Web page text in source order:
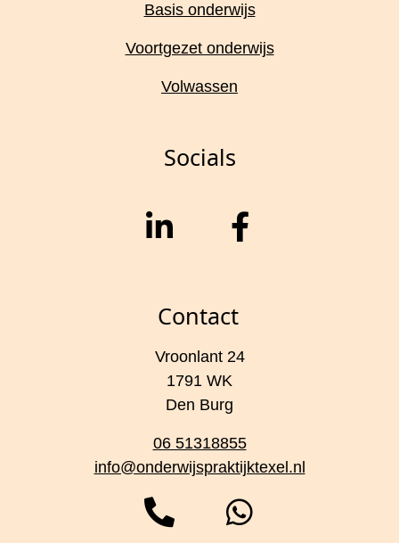
Contact
Vroonlant 24
1791 WK
Den Burg
06 51318855
info@onderwijspraktijktexel.nl
Socials
Basis onderwijs
Voortgezet onderwijs
Volwassen